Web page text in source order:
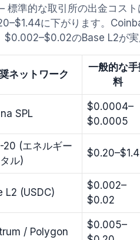
標準的な取引所の出金コス
に下がります。
$0.002–$0.02のBase L2が実
ネットワーク
一般的な
料
SPL
$0.0004–
$0.0005
20 (エネルギー
ル)
L2 (USDC)
$0.002–
$0.02
/ Polygon
$0.005–